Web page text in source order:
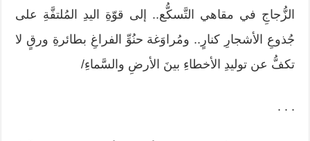
الزُّجاجِ في مقاهي التَّسكُّع.. إلى قوّةِ اليدِ المُلتفَّةِ على
جُذوعِ الأشجارِ كنارٍ.. ومُراوَغة حنُوِّ الفراغِ بطائرةِ ورقٍ لا
تكفُّ عن توليدِ الأخطاءِ بينَ الأرضِ والسَّماءِ/
. . .